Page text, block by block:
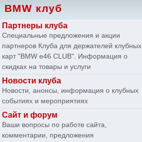
BMW клуб
Партнеры клуба
Специальные предложения и акции
партнеров Клуба для держателей клубных
карт "BMW e46 CLUB". Информация о
скидках на товары и услуги
Новости клуба
Новости, анонсы, информация о клубных
событиях и мероприятиях
Сайт и форум
Ваши вопросы по работе сайта,
комментарии, предложения